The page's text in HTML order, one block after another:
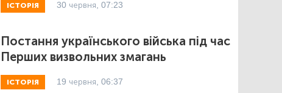
ІСТОРІЯ 30 червня, 07:23
Постання українського війська під час
Перших визвольних змагань
ІСТОРІЯ 19 червня, 06:37